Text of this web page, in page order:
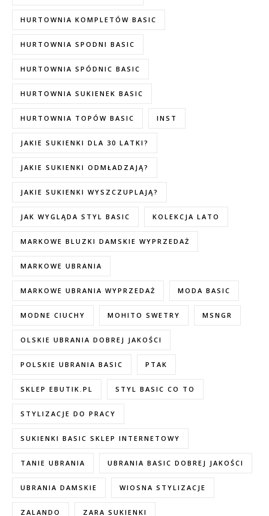
HURTOWNIA KOMPLETÓW BASIC
HURTOWNIA SPODNI BASIC
HURTOWNIA SPÓDNIC BASIC
HURTOWNIA SUKIENEK BASIC
HURTOWNIA TOPÓW BASIC INST
JAKIE SUKIENKI DLA 30 LATKI?
JAKIE SUKIENKI ODMŁADZAJĄ?
JAKIE SUKIENKI WYSZCZUPLAJĄ?
JAK WYGLĄDA STYL BASIC KOLEKCJA LATO
MARKOWE BLUZKI DAMSKIE WYPRZEDAŻ
MARKOWE UBRANIA
MARKOWE UBRANIA WYPRZEDAŻ MODA BASIC
MODNE CIUCHY MOHITO SWETRY MSNGR
OLSKIE UBRANIA DOBREJ JAKOŚCI
POLSKIE UBRANIA BASIC PTAK
SKLEP EBUTIK.PL STYL BASIC CO TO
STYLIZACJE DO PRACY
SUKIENKI BASIC SKLEP INTERNETOWY
TANIE UBRANIA UBRANIA BASIC DOBREJ JAKOŚCI
UBRANIA DAMSKIE WIOSNA STYLIZACJE
ZALANDO ZARA SUKIENKI